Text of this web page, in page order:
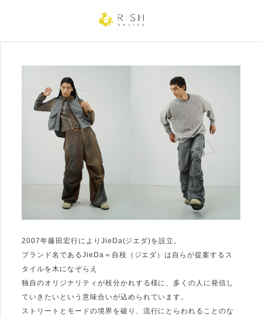
2007年藤田宏行によりJieDa(ジエダ)を設立。
ブランド名であるJieDa＝自枝（ジエダ）は自らが提案するス
タイルを木になぞらえ
独自のオリジナリティが枝分かれする様に、多くの人に発信し
ていきたいという意味合いが込められています。
ストリートとモードの境界を破り、流行にとらわれることのな
26.0cm
ホワイト ベージュ ピンク レッド
パープル ブルー カーキ ブラウン
グレー ブラック ゴールド シルバー
円 〜 円
並び順
新着順
登録順
価格が安い順